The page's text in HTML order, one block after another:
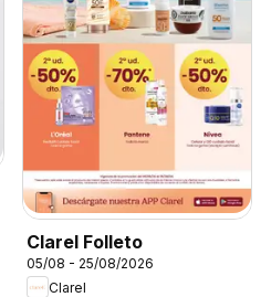
Clarel Folleto
05/08 - 25/08/2026
Clarel